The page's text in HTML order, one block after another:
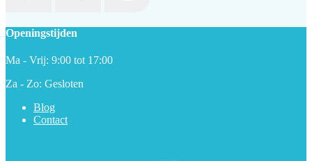
Openingstijden
Ma - Vrij: 9:00 tot 17:00
Za - Zo: Gesloten
Blog
Contact